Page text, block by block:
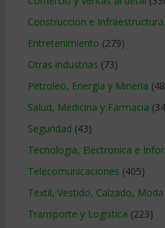
Construccion e Infraestructura
Entretenimiento (279)
Otras industrias (73)
Petroleo, Energia y Mineria
Salud, Medicina y Farmacia
Seguridad (43)
Tecnologia, Electronica e
Telecomunicaciones (405)
Textil, Vestido, Calzado, Moda
Transporte y Logistica (223)